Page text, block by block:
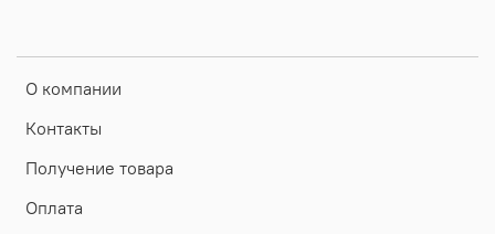
О компании
Контакты
Получение товара
Оплата